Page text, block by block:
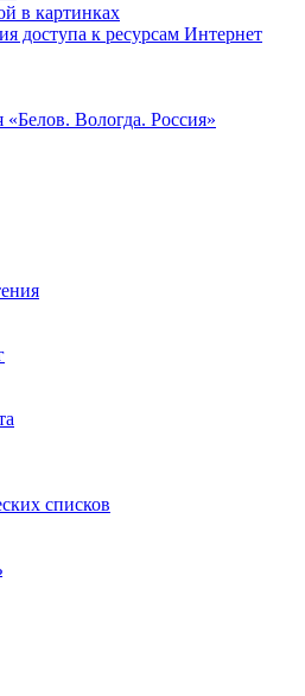
в картинках
доступа к ресурсам Интернет
Вологда. Россия»
списков